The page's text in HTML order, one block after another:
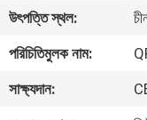
আমাদের
সম্বন্ধে
কারখানা
উৎপত্তি স্থল:
পরিচিতিমুলক নাম:
সাক্ষ্যদান: